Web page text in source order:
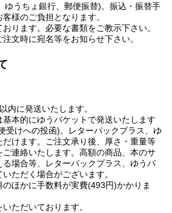
ゆうちょ銀行、郵便振替)。振込・振替手
様のご負担となります。
ります。必要な書類をご教示下さい。
文時に宛名等をお知らせ下さい。
内に発送いたします。
本的にゆうパケットで発送いたします
受けへの投函)。レターパックプラス、ゆ
だけます。ご注文承り後、厚さ・重量等
連絡いたします。高額の商品、本のサ
場合等、レターパックプラス、ゆうパ
ただく場合がございます。
ほかに手数料が実費(493円)かかりま
ただいております。